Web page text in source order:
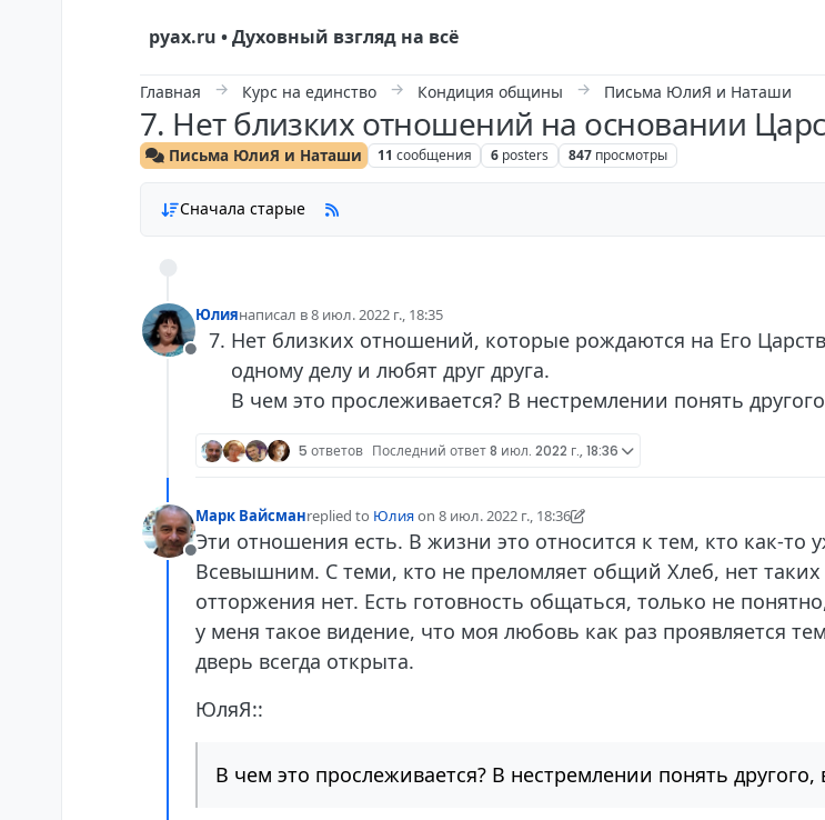
руах.ru • Духовный взгляд на всё
Главная Курс на единство Кондиция общины Письма ЮлиЯ и Наташи
7. Нет близких отношений на основании
Письма ЮлиЯ и Наташи 11 сообщения 6 posters 847 просмотры
Сначала старые
Не в сети
Юлиянаписал в8 июл. 2022 г., 18:35
отредактировано
Нет близких отношений, которые рождаются на Его
одному делу и любят друг друга.
В чем это прослеживается? В нестремлении понять
5 ответов Последний ответ8 июл. 2022 г., 18:36
Не в сети
Марк Вайсманreplied to Юлияon 8 июл. 2022 г., 18:36
отредактировано elderevo7 авг. 2022 г., 21:39
Эти отношения есть. В жизни это относится к тем, кто как-то
Всевышним. С теми, кто не преломляет общий Хлеб, нет
отторжения нет. Есть готовность общаться, только не
у меня такое видение, что моя любовь как раз проявляется
дверь всегда открыта.
ЮляЯ::
В чем это прослеживается? В нестремлении понять